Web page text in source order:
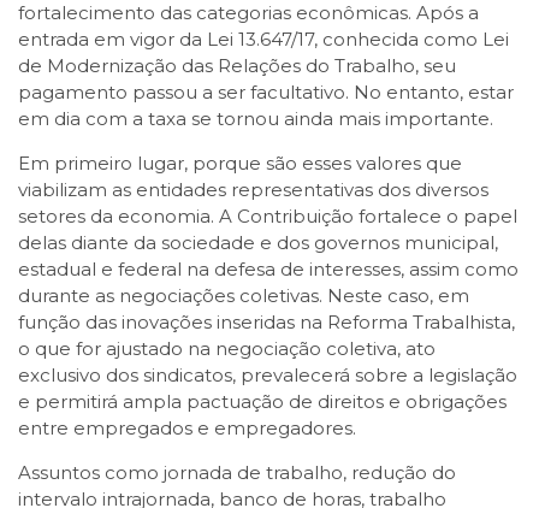
fortalecimento das categorias econômicas. Após a
entrada em vigor da Lei 13.647/17, conhecida como Lei
de Modernização das Relações do Trabalho, seu
pagamento passou a ser facultativo. No entanto, estar
em dia com a taxa se tornou ainda mais importante.
Em primeiro lugar, porque são esses valores que
viabilizam as entidades representativas dos diversos
setores da economia. A Contribuição fortalece o papel
delas diante da sociedade e dos governos municipal,
estadual e federal na defesa de interesses, assim como
durante as negociações coletivas. Neste caso, em
função das inovações inseridas na Reforma Trabalhista,
o que for ajustado na negociação coletiva, ato
exclusivo dos sindicatos, prevalecerá sobre a legislação
e permitirá ampla pactuação de direitos e obrigações
entre empregados e empregadores.
Assuntos como jornada de trabalho, redução do
intervalo intrajornada, banco de horas, trabalho